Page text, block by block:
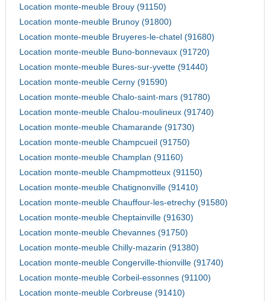
Location monte-meuble Brouy (91150)
Location monte-meuble Brunoy (91800)
Location monte-meuble Bruyeres-le-chatel (91680)
Location monte-meuble Buno-bonnevaux (91720)
Location monte-meuble Bures-sur-yvette (91440)
Location monte-meuble Cerny (91590)
Location monte-meuble Chalo-saint-mars (91780)
Location monte-meuble Chalou-moulineux (91740)
Location monte-meuble Chamarande (91730)
Location monte-meuble Champcueil (91750)
Location monte-meuble Champlan (91160)
Location monte-meuble Champmotteux (91150)
Location monte-meuble Chatignonville (91410)
Location monte-meuble Chauffour-les-etrechy (91580)
Location monte-meuble Cheptainville (91630)
Location monte-meuble Chevannes (91750)
Location monte-meuble Chilly-mazarin (91380)
Location monte-meuble Congerville-thionville (91740)
Location monte-meuble Corbeil-essonnes (91100)
Location monte-meuble Corbreuse (91410)